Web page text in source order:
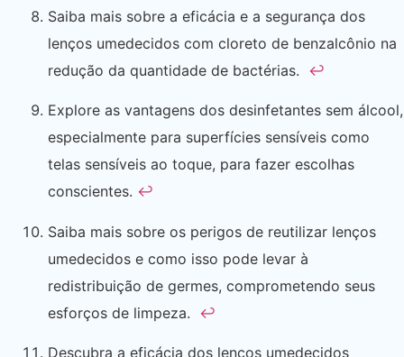
Saiba mais sobre a eficácia e a segurança dos
lenços umedecidos com cloreto de benzalcônio na
redução da quantidade de bactérias. ↩
Explore as vantagens dos desinfetantes sem álcool,
especialmente para superfícies sensíveis como
telas sensíveis ao toque, para fazer escolhas
conscientes. ↩
Saiba mais sobre os perigos de reutilizar lenços
umedecidos e como isso pode levar à
redistribuição de germes, comprometendo seus
esforços de limpeza. ↩
Descubra a eficácia dos lenços umedecidos